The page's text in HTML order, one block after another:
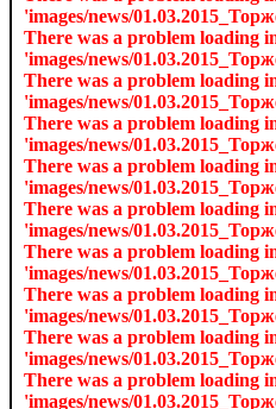
'images/news/
There was a problem loading
'images/news/
There was a problem loading
'images/news/
There was a problem loading
'images/news/
There was a problem loading
'images/news/
There was a problem loading
'images/news/
There was a problem loading
'images/news/
There was a problem loading
'images/news/
There was a problem loading
'images/news/
There was a problem loading
'images/news/